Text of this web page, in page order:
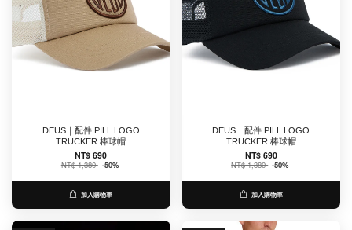
DEUS｜配件 PILL LOGO
TRUCKER 棒球帽
NT$ 690
NT$ 1,380 -50%
加入購物車
DEUS｜配件 PILL LOGO
TRUCKER 棒球帽
NT$ 690
NT$ 1,380 -50%
加入購物車